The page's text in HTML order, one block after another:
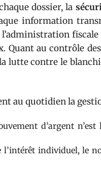
dossier, la
information
Quant au contrôle
lutte contre le
au quotidien la
d’argent
l’intérêt individuel, le